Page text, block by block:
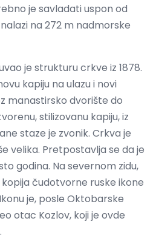
je savladati uspon od
na 272 m nadmorske
je strukturu crkve iz 1878.
kapiju na ulazu i novi
manastirsko dvorište do
stilizovanu kapiju, iz
staze je zvonik. Crkva je
velika. Pretpostavlja se da je
godina. Na severnom zidu,
čudotvorne ruske ikone
je, posle Oktobarske
otac Kozlov, koji je ovde